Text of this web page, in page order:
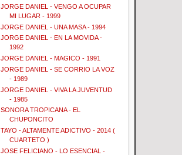
JORGE DANIEL - VENGO A OCUPAR
MI LUGAR - 1999
JORGE DANIEL - UNA MASA - 1994
JORGE DANIEL - EN LA MOVIDA -
1992
JORGE DANIEL - MAGICO - 1991
JORGE DANIEL - SE CORRIO LA VOZ
- 1989
JORGE DANIEL - VIVA LA JUVENTUD
- 1985
SONORA TROPICANA - EL
CHUPONCITO
TAYO - ALTAMENTE ADICTIVO - 2014 (
CUARTETO )
JOSE FELICIANO - LO ESENCIAL -